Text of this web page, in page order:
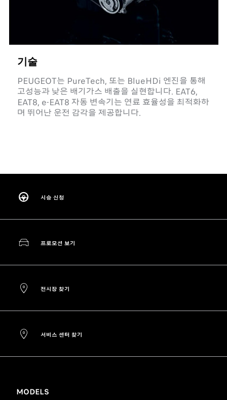
기술
PEUGEOT는 PureTech, 또는 BlueHDi 엔진을 통해
고성능과 낮은 배기가스 배출을 실현합니다. EAT6,
EAT8, e-EAT8 자동 변속기는 연료 효율성을 최적화하
며 뛰어난 운전 감각을 제공합니다.
시승 신청
프로모션 보기
전시장 찾기
서비스 센터 찾기
MODELS